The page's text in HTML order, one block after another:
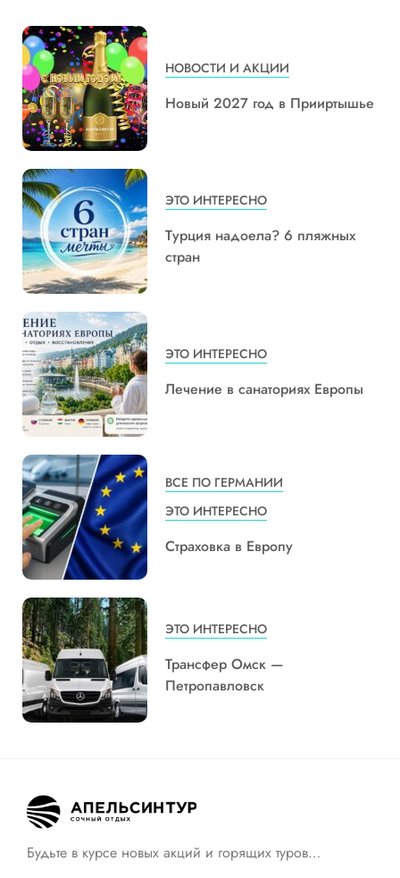
НОВОСТИ И АКЦИИ
Новый 2027 год в Прииртышье
ЭТО ИНТЕРЕСНО
Турция надоела? 6 пляжных
стран
ЭТО ИНТЕРЕСНО
Лечение в санаториях Европы
ВСЕ ПО ГЕРМАНИИ
ЭТО ИНТЕРЕСНО
Страховка в Европу
ЭТО ИНТЕРЕСНО
Трансфер Омск —
Петропавловск
Будьте в курсе новых акций и горящих туров…